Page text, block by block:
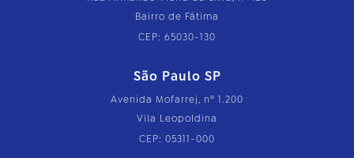
Bairro de Fátima
CEP: 65030-130
São Paulo SP
Avenida Mofarrej, nº 1.200
Vila Leopoldina
CEP: 05311-000